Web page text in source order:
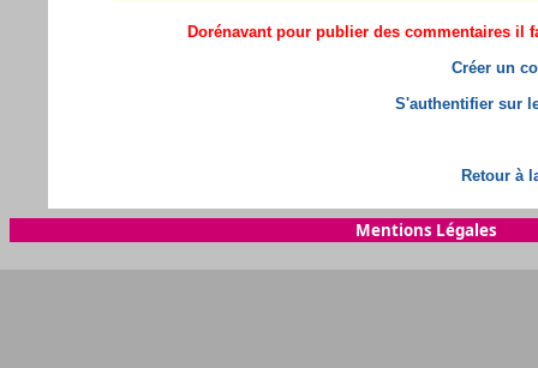
Dorénavant pour publier des commentaires il
Créer un
S'authentifier sur
Retour à
Mentions Légales